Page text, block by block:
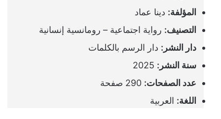
المؤلفة: دينا عماد
التصنيف: رواية اجتماعية – رومانسية إنسانية
دار النشر: دار الرسم بالكلمات
سنة النشر:
عدد الصفحات:
اللغة: العربية